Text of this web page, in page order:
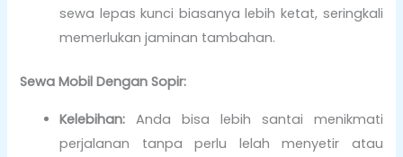
sewa lepas kunci biasanya lebih ketat, seringkali
memerlukan jaminan tambahan.
Sewa Mobil Dengan Sopir:
Kelebihan: Anda bisa lebih santai menikmati
perjalanan tanpa perlu lelah menyetir atau